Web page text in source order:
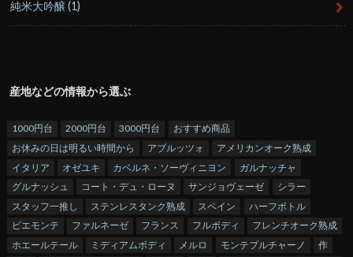
純米大吟醸(1)
産地などの情報から選ぶ
1000円台 2000円台 3000円台
おすすめ商品
お休みの日は明るい時間から
アブルッツォ
アメリカンオーク熟成
イタリア
オゼユキ カベルネ・ソーヴィニヨン
ガルナッチャ
グルナッシュ
コート・デュ・ローヌ サンジョヴェーゼ
シラー
スタッフ一推し
ステンレスタンク熟成 スペイン
ハーフボトル
ピエモンテ
ファルネーゼ フランス フルボディ
フレンチオーク熟成
ホエールテール
ミディアムボディ メルロ モンテプルチャーノ
作